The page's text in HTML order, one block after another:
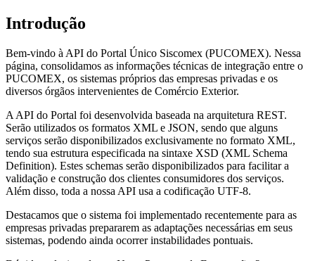
Introdução
Bem-vindo à API do Portal Único Siscomex (PUCOMEX). Nessa
página, consolidamos as informações técnicas de integração entre o
PUCOMEX, os sistemas próprios das empresas privadas e os
diversos órgãos intervenientes de Comércio Exterior.
A API do Portal foi desenvolvida baseada na arquitetura REST.
Serão utilizados os formatos XML e JSON, sendo que alguns
serviços serão disponibilizados exclusivamente no formato XML,
tendo sua estrutura especificada na sintaxe XSD (XML Schema
Definition). Estes schemas serão disponibilizados para facilitar a
validação e construção dos clientes consumidores dos serviços.
Além disso, toda a nossa API usa a codificação UTF-8.
Destacamos que o sistema foi implementado recentemente para as
empresas privadas prepararem as adaptações necessárias em seus
sistemas, podendo ainda ocorrer instabilidades pontuais.